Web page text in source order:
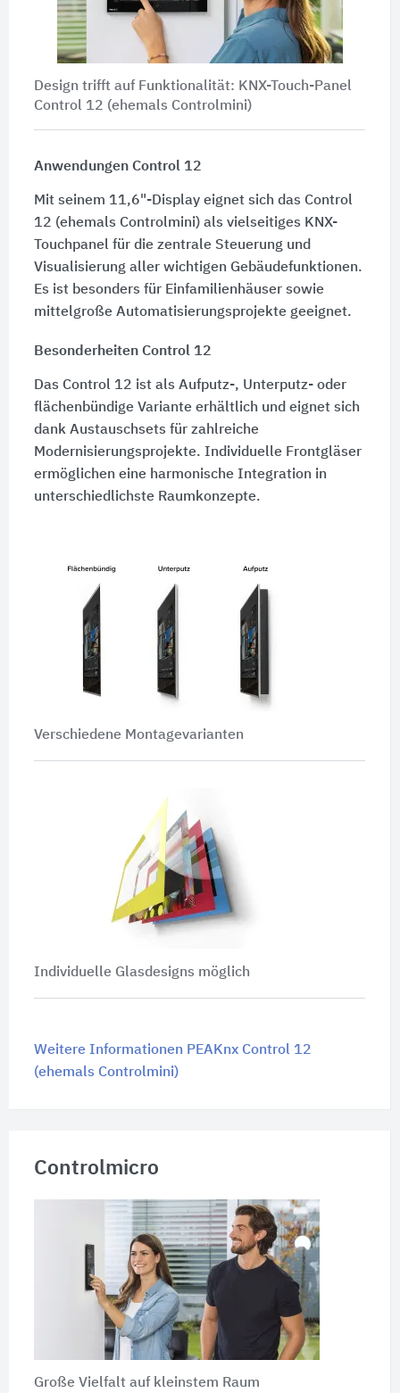
Design trifft auf Funktionalität: KNX-Touch-Panel
Control 12 (ehemals Controlmini)
Anwendungen Control 12
Mit seinem 11,6"-Display eignet sich das Control
12 (ehemals Controlmini) als vielseitiges KNX-
Touchpanel für die zentrale Steuerung und
Visualisierung aller wichtigen Gebäudefunktionen.
Es ist besonders für Einfamilienhäuser sowie
mittelgroße Automatisierungsprojekte geeignet.
Besonderheiten Control 12
Das Control 12 ist als Aufputz-, Unterputz- oder
flächenbündige Variante erhältlich und eignet sich
dank Austauschsets für zahlreiche
Modernisierungsprojekte. Individuelle Frontgläser
ermöglichen eine harmonische Integration in
unterschiedlichste Raumkonzepte.
Verschiedene Montagevarianten
Individuelle Glasdesigns möglich
Weitere Informationen PEAKnx Control 12
(ehemals Controlmini)
Controlmicro
Große Vielfalt auf kleinstem Raum